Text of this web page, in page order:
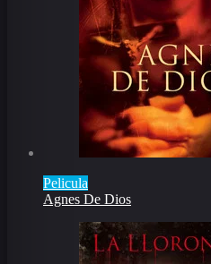
Pelicula
Agnes De Dios